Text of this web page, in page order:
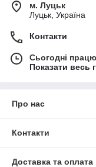
м. Луцьк
Луцьк, Україна
Контакти
Сьогодні
Показати весь
Про нас
Контакти
Доставка та оплата